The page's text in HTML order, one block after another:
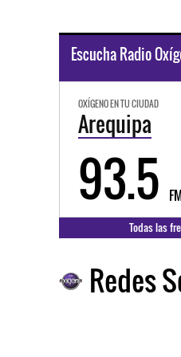
Escucha Radio
OXÍGENO EN TU CIUDAD
Arequipa
93.5
Todas las
Redes